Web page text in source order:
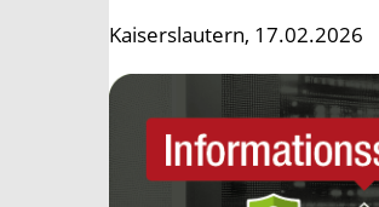
Kaiserslautern, 17.02.2026